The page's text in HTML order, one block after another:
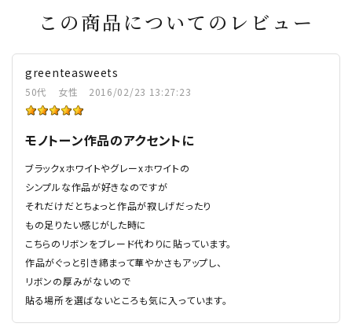
この商品についてのレビュー
greenteasweets
50代 女性 2016/02/23 13:27:23
モノトーン作品のアクセントに
ブラックxホワイトやグレーxホワイトの
シンプルな作品が好きなのですが
それだけだとちょっと作品が寂しげだったり
もの足りたい感じがした時に
こちらのリボンをブレード代わりに貼っています。
作品がぐっと引き締まって華やかさもアップし、
リボンの厚みがないので
貼る場所を選ばないところも気に入っています。